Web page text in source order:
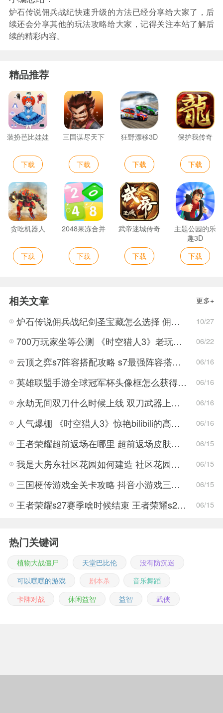
炉石传说佣兵战纪快速升级的方法已经分享给大家了，后
续还会分享其他的玩法攻略给大家，记得关注本站了解后
续的精彩内容。
精品推荐
装扮芭比娃娃
下载
三国谋尽天下
下载
狂野漂移3D
下载
保护我传奇
下载
贪吃机器人
下载
2048果冻合并
下载
武帝迷城传奇
下载
主题公园的乐
趣3D
下载
相关文章 更多+
炉石传说佣兵战纪剑圣宝藏怎么选择 佣兵战纪剑圣宝藏详情介绍 10/27
700万玩家坐等公测 《时空猎人3》老玩家加速回归! 06/22
云顶之弈s7阵容搭配攻略 s7最强阵容搭配组成大全最新 06/16
英雄联盟手游全球冠军杯头像框怎么获得 LOL手游2022全球冠军杯头像框领取活动 06/16
永劫无间双刀什么时候上线 双刀武器上线时间说明与分享 06/16
人气爆棚 《时空猎人3》惊艳bilibili的高能游戏展发布会 06/16
王者荣耀超前返场在哪里 超前返场皮肤介绍与活动一览 06/15
我是大房东社区花园如何建造 社区花园建造有什么条件 06/15
三国梗传游戏全关卡攻略 抖音小游戏三国梗传全结局一览 06/15
王者荣耀s27赛季啥时候结束 王者荣耀s27结束时间 06/15
热门关键词
植物大战僵尸 天堂巴比伦
没有防沉迷
可以嘿嘿的游戏
剧本杀
音乐舞蹈
卡牌对战
休闲益智 益智 武侠